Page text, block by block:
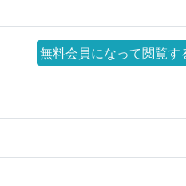
無料会員になって閲覧す